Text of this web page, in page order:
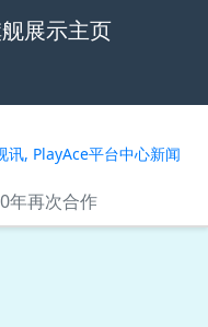
展示主页
讯, PlayAce平台中心新闻
年再次合作